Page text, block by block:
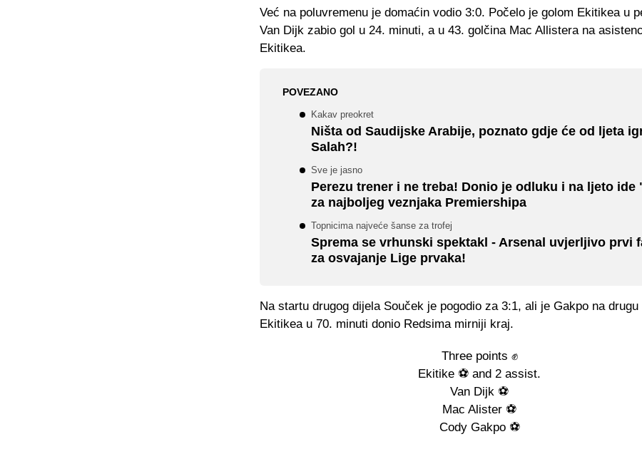
Već na poluvremenu je domaćin vodio 3:0. Počelo je golom Ekitikea u
Van Dijk zabio gol u 24. minuti, a u 43. golčina Mac Allistera na
Ekitikea.
POVEZANO
Kakav preokret
Ništa od Saudijske Arabije, poznato gdje će od ljeta
Salah?!
Sve je jasno
Perezu trener i ne treba! Donio je odluku i na ljeto ide
za najboljeg veznjaka Premiershipa
Topnicima najveće šanse za trofej
Sprema se vrhunski spektakl - Arsenal uvjerljivo prvi
za osvajanje Lige prvaka!
Na startu drugog dijela Souček je pogodio za 3:1, ali je Gakpo na
Ekitikea u 70. minuti donio Redsima mirniji kraj.
Three points ✊
Ekitike ⚽ and 2 assist.
Van Dijk ⚽
Mac Alister ⚽
Cody Gakpo ⚽